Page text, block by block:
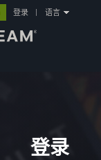
登录 语言
登录